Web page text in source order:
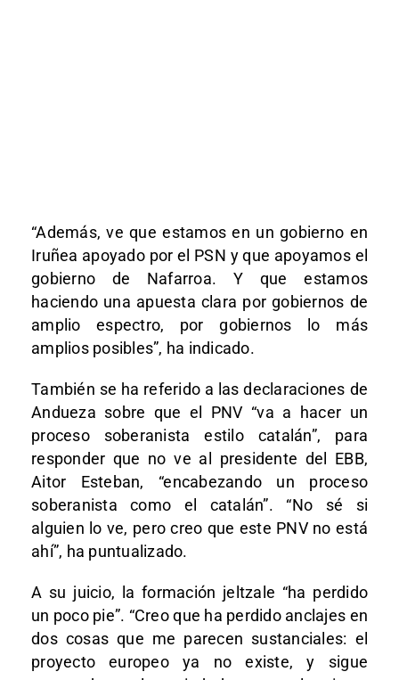
“Además, ve que estamos en un gobierno en
Iruñea apoyado por el PSN y que apoyamos el
gobierno de Nafarroa. Y que estamos
haciendo una apuesta clara por gobiernos de
amplio espectro, por gobiernos lo más
amplios posibles”, ha indicado.
También se ha referido a las declaraciones de
Andueza sobre que el PNV “va a hacer un
proceso soberanista estilo catalán”, para
responder que no ve al presidente del EBB,
Aitor Esteban, “encabezando un proceso
soberanista como el catalán”. “No sé si
alguien lo ve, pero creo que este PNV no está
ahí”, ha puntualizado.
A su juicio, la formación jeltzale “ha perdido
un poco pie”. “Creo que ha perdido anclajes en
dos cosas que me parecen sustanciales: el
proyecto europeo ya no existe, y sigue